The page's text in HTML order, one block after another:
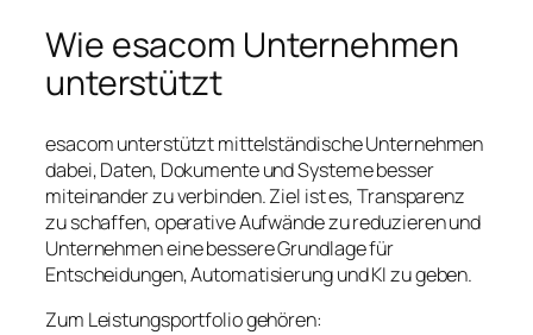
Wie esacom Unternehmen
unterstützt
esacom unterstützt mittelständische Unternehmen
dabei, Daten, Dokumente und Systeme besser
miteinander zu verbinden. Ziel ist es, Transparenz
zu schaffen, operative Aufwände zu reduzieren und
Unternehmen eine bessere Grundlage für
Entscheidungen, Automatisierung und KI zu geben.
Zum Leistungsportfolio gehören: